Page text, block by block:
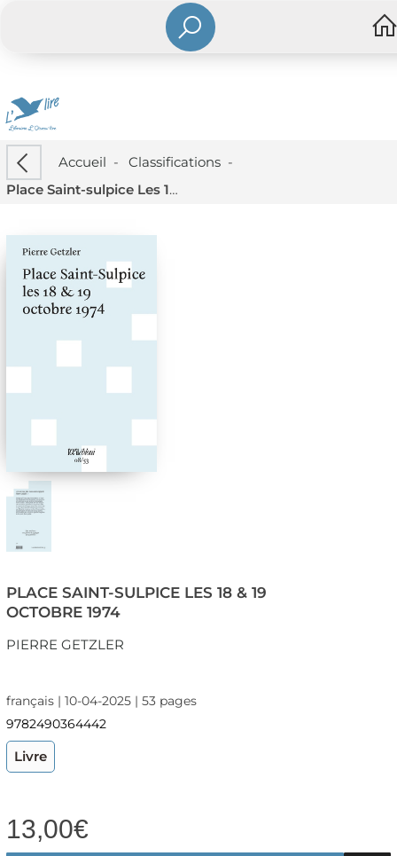
Accueil - Classifications-
Place Saint-sulpice Les 18 & 19 Octobre 1974
PLACE SAINT-SULPICE LES 18 & 19
OCTOBRE 1974
PIERRE GETZLER
français | 10-04-2025 | 53 pages
9782490364442
Livre
13,00€